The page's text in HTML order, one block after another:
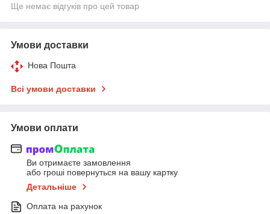
Ще немає відгуків про цей товар
Умови доставки
Нова Пошта
Всі умови доставки
Умови оплати
Ви отримаєте замовлення
або гроші повернуться на вашу картку
Детальніше
Оплата на рахунок